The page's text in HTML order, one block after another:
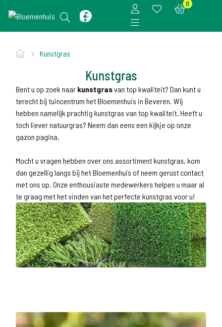
0
Kunstgras
Kunstgras
Bent u op zoek naar kunstgrasvan top kwaliteit? Dan kunt u
terecht bij tuincentrum het Bloemenhuis in Beveren. Wij
hebben namelijk prachtig kunstgras van top kwaliteit. Heeft u
toch liever natuurgras? Neem dan eens een kijkje op onze
gazon pagina.
Mocht u vragen hebben over ons assortiment kunstgras, kom
dan gezellig langs bij het Bloemenhuis of neem gerust contact
met ons op. Onze enthousiaste medewerkers helpen u maar al
te graag met het vinden van het perfecte kunstgras voor u!